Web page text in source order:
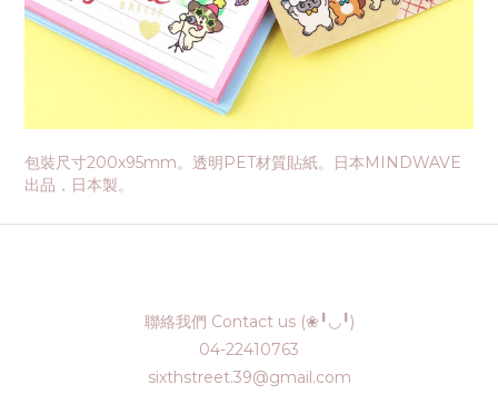
包裝尺寸200x95mm。透明PET材質貼紙。日本MINDWAVE
出品，日本製。
聯絡我們 Contact us (❀╹◡╹)
04-22410763
sixthstreet.39@gmail.com